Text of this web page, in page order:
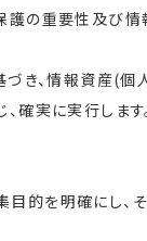
の重要性及び情
づき、情報資産(
確実に実行します
目的を明確にし